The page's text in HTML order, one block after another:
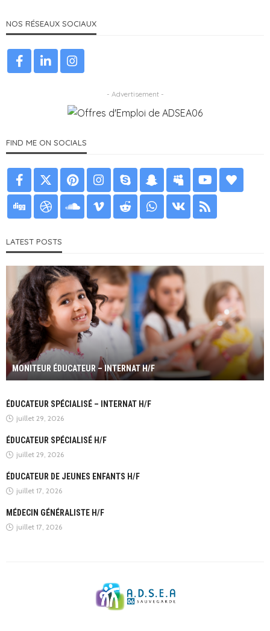
NOS RÉSEAUX SOCIAUX
- Advertisement -
FIND ME ON SOCIALS
LATEST POSTS
MONITEUR ÉDUCATEUR – INTERNAT H/F
ÉDUCATEUR SPÉCIALISÉ – INTERNAT H/F
juillet 29, 2026
ÉDUCATEUR SPÉCIALISÉ H/F
juillet 29, 2026
ÉDUCATEUR DE JEUNES ENFANTS H/F
juillet 17, 2026
MÉDECIN GÉNÉRALISTE H/F
juillet 17, 2026